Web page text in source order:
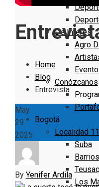
De Interés
Agro
Conózcanos
Bogotá
Localidad
Suba
Los
Home
Blog
Entrevista
May
29
2025
By Yenifer Ardila